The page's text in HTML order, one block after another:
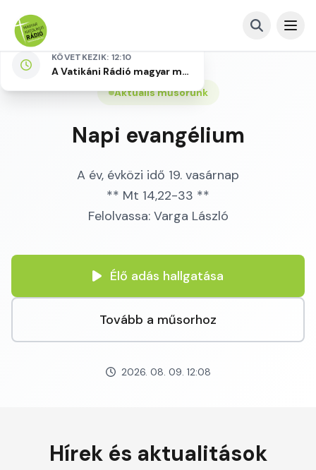
Aktuális műsorunk
Napi evangélium
A év, évközi idő 19. vasárnap
** Mt 14,22-33 **
Felolvassa: Varga László
Élő adás hallgatása
Tovább a műsorhoz
2026. 08. 09. 12:08
KÖVETKEZIK: 12:10
A Vatikáni Rádió magyar műsora
Hírek és aktualitások